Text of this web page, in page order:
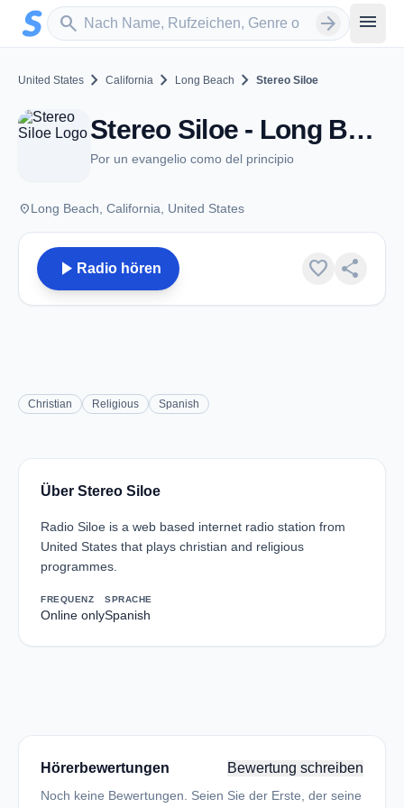
Zum Hauptinhalt springen
search
Sender suchen arrow_forward menu
United States chevron_right California chevron_right Long Beach chevron_right Stereo Siloe
Stereo Siloe - Long Beach, CA
Por un evangelio como del principio
placeLong Beach, California, United States
play_arrow Radio hören favorite share
Christian Religious Spanish
Über Stereo Siloe
Radio Siloe is a web based internet radio station from
United States that plays christian and religious
programmes.
FREQUENZ
Online only
SPRACHE
Spanish
Hörerbewertungen Bewertung schreiben
Noch keine Bewertungen. Seien Sie der Erste, der seine